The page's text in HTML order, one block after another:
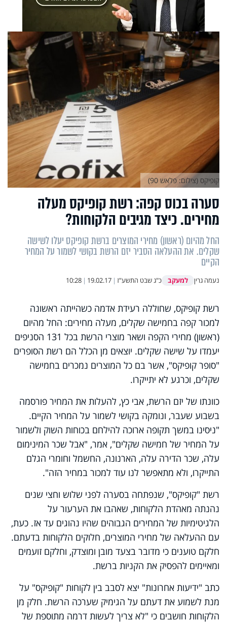
סערה בכוס קפה: רשת קופיקס מעלה
מחירים. כיצד מגיבים הלקוחות?
החל מהיום (ראשון) מחירי המוצרים ברשת קופיקס יעלו לשישה
שקלים. את ההעלאה הסביר יזם הרשת בקושי לשמור על המחיר
הקיים
נעמה גרין למעקב כ"ג שבט התשע"ז |
19.02.17
|
10:28
קופיקס (צילום: פלאש 90)
רשת קופיקס, שחוללה רעידת אדמה כשהייתה ראשונה
למכור קפה בחמישה שקלים, מעלה מחירים: החל מהיום
(ראשון) מחירי הקפה ושאר מוצרי הרשת בכל 131 הסניפים
יעמדו על שישה שקלים. יוצאים מן הכלל הם רשת הסופרים
"סופר קופיקס", אשר בם כל המוצרים נמכרים בחמישה
שקלים, וכרגע לא יתייקרו.
כוונתו של יזם הרשת, אבי כץ, להעלות את המחיר פורסמה
בשבוע שעבר, ונומקה בקושי לשמור על המחיר הקיים.
"ניסינו במשך תקופה ארוכה להילחם בכוחות השוק ולשמור
על המחיר של חמישה שקלים", אמר, "אבל שכר המינימום
עלה, שכר הדירה עלה, הארנונה, החשמל וחומרי הגלם
התייקרו, ולא מתאפשר לנו עוד למכור במחיר הזה".
רשת "קופיקס", שנפתחה בסערה לפני שלוש וחצי שנים
נהנתה מאהדת הלקוחות, שאהבו את הערעור על
הלגיטימיות של המחירים הגבוהים שהיו נהוגים עד אז. כעת,
עם ההעלאה של מחירי המוצרים, חלוקים הלקוחות בדעתם.
חלקם טוענים כי מדובר בצעד מובן ומוצדק, וחלקם זועמים
ומאיימים להפסיק את הקניות ברשת.
כתב "ידיעות אחרונות" יצא לסבב בין לקוחות "קופיקס" על
מנת לשמוע את דעתם על הגימיק שערכה הרשת. חלק מן
הלקוחות חושבים כי "לא צריך לעשות דרמה מתוספת של